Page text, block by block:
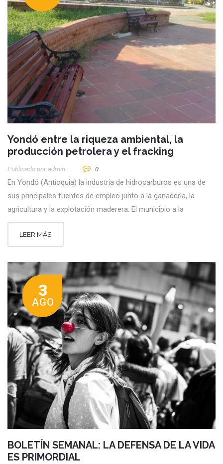
Yondó entre la riqueza ambiental, la
producción petrolera y el fracking
Publicado por Admin 0
En Yondó (Antioquia) la industria de hidrocarburos es una de
sus principales fuentes de empleo junto a la ganadería, la
agricultura y la explotación maderera. El municipio a la
LEER MÁS
3
AGO
BOLETÍN SEMANAL: LA DEFENSA DE LA VIDA
ES PRIMORDIAL